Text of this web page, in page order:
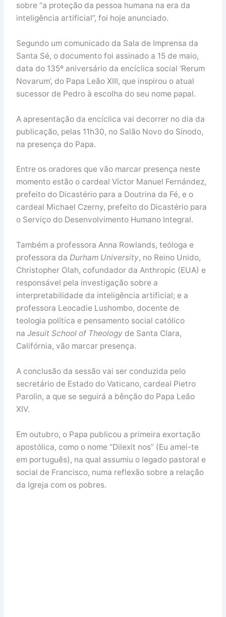
sobre “a proteção da pessoa humana na era da
inteligência artificial”, foi hoje anunciado.
Segundo um comunicado da Sala de Imprensa da
Santa Sé, o documento foi assinado a 15 de maio,
data do 135º aniversário da encíclica social ‘Rerum
Novarum’, do Papa Leão XIII, que inspirou o atual
sucessor de Pedro à escolha do seu nome papal.
A apresentação da encíclica vai decorrer no dia da
publicação, pelas 11h30, no Salão Novo do Sínodo,
na presença do Papa.
Entre os oradores que vão marcar presença neste
momento estão o cardeal Víctor Manuel Fernández,
prefeito do Dicastério para a Doutrina da Fé, e o
cardeal Michael Czerny, prefeito do Dicastério para
o Serviço do Desenvolvimento Humano Integral.
Também a professora Anna Rowlands, teóloga e
professora daDurham University, no Reino Unido,
Christopher Olah, cofundador da Anthropic (EUA) e
responsável pela investigação sobre a
interpretabilidade da inteligência artificial; e a
professora Leocadie Lushombo, docente de
teologia política e pensamento social católico
naJesuit School of Theology de Santa Clara,
Califórnia, vão marcar presença.
A conclusão da sessão vai ser conduzida pelo
secretário de Estado do Vaticano, cardeal Pietro
Parolin, a que se seguirá a bênção do Papa Leão
XIV.
Em outubro, o Papa publicou a primeira exortação
apostólica, como o nome “Dilexit nos” (Eu amei-te
em português), na qual assumiu o legado pastoral e
social de Francisco, numa reflexão sobre a relação
da Igreja com os pobres.